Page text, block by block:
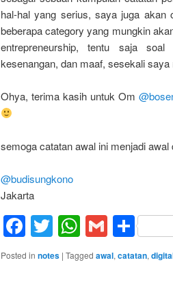
hal-hal yang serius, saya juga akan
beberapa category yang mungkin
entrepreneurship, tentu saja
kesenangan, dan maaf, sesekali
Ohya, terima kasih untuk Om
semoga catatan awal ini menjadi
@budisungkono
Jakarta
Facebook
TwitterGmail
Posted in notes | Tagged awal, catatan,